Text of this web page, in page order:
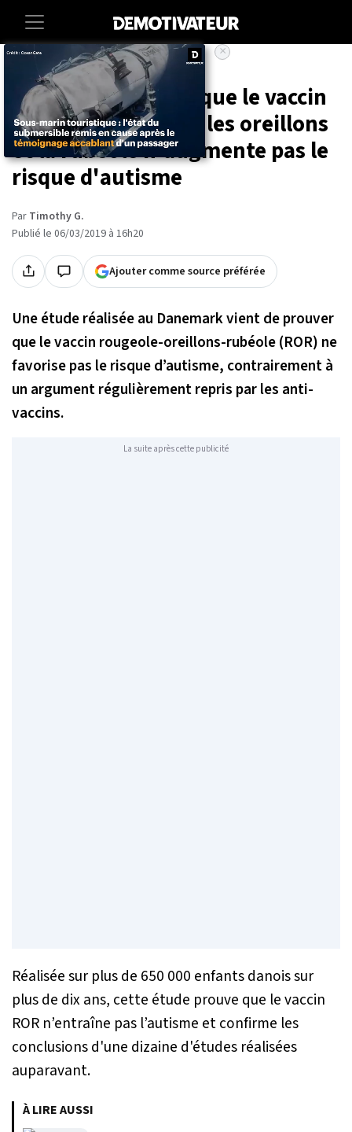
Societe Sante
Une étude conclut que le vaccin
contre la rougeole, les oreillons
et la rubéole n'augmente pas le
risque d'autisme
Par Timothy G.
Publié le 06/03/2019 à 16h20
Ajouter comme source préférée
Une étude réalisée au Danemark vient de prouver
que le vaccin rougeole-oreillons-rubéole (ROR) ne
favorise pas le risque d’autisme, contrairement à
un argument régulièrement repris par les anti-
vaccins.
La suite après cette publicité
Réalisée sur plus de 650 000 enfants danois sur
plus de dix ans, cette étude prouve que le vaccin
ROR n’entraîne pas l’autisme et confirme les
conclusions d'une dizaine d'études réalisées
auparavant.
À LIRE AUSSI
×